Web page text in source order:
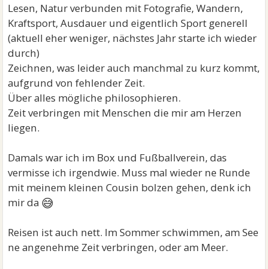
Lesen, Natur verbunden mit Fotografie, Wandern,
Kraftsport, Ausdauer und eigentlich Sport generell
(aktuell eher weniger, nächstes Jahr starte ich wieder
durch)
Zeichnen, was leider auch manchmal zu kurz kommt,
aufgrund von fehlender Zeit.
Über alles mögliche philosophieren.
Zeit verbringen mit Menschen die mir am Herzen
liegen.
Damals war ich im Box und Fußballverein, das
vermisse ich irgendwie. Muss mal wieder ne Runde
mit meinem kleinen Cousin bolzen gehen, denk ich
mir da 😅
Reisen ist auch nett. Im Sommer schwimmen, am See
ne angenehme Zeit verbringen, oder am Meer.